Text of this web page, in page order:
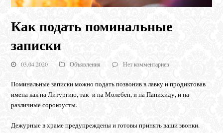
Как подать поминальные
записки
03.04.2020 Объявления Нет комментариев
Поминальные записки можно подать позвонив в лавку и продиктовав
имена как на Литургию, так и на Молебен, и на Панихиду, и на
различные сорокоусты.
Дежурные в храме предупреждены и готовы принять ваши звонки.